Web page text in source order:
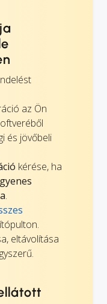
az Ön
és jövőbeli
kérése, ha
.
eltávolítása